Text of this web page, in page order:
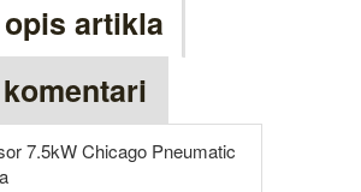
artikla
7.5kW Chicago Pneumatic